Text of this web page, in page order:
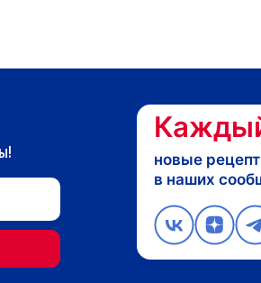
новые
в наших